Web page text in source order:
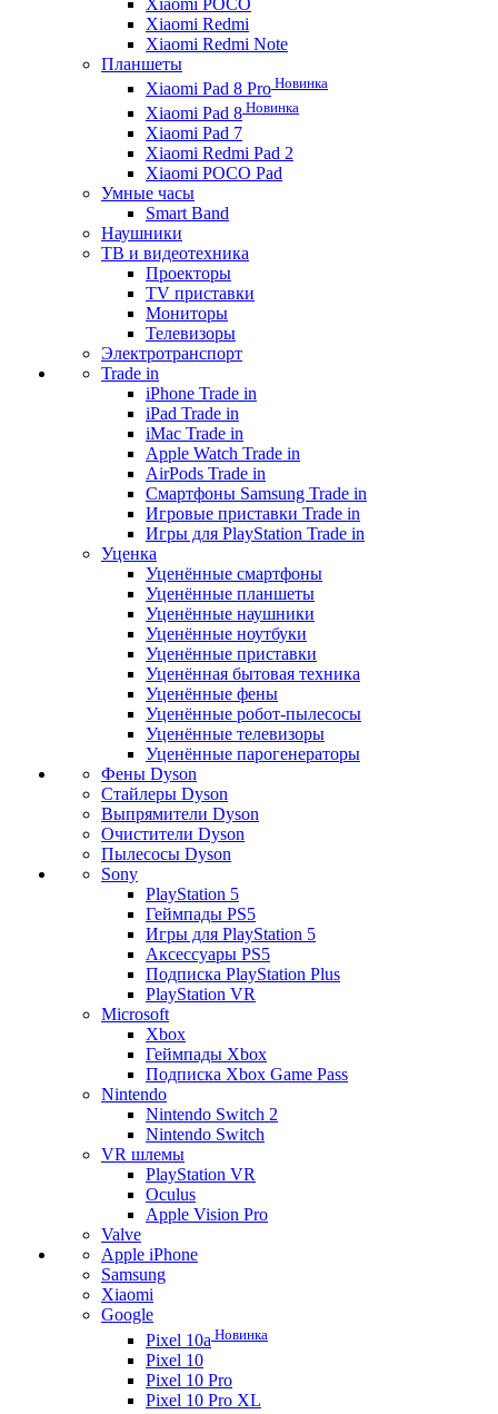
Xiaomi Redmi
Xiaomi Redmi Note
Планшеты
Xiaomi Pad 8 Pro Новинка
Xiaomi Pad 8 Новинка
Xiaomi Pad 7
Xiaomi Redmi Pad 2
Xiaomi POCO Pad
Умные часы
Smart Band
Наушники
ТВ и видеотехника
Проекторы
TV приставки
Мониторы
Телевизоры
Электротранспорт
Trade in
iPhone Trade in
iPad Trade in
iMac Trade in
Apple Watch Trade in
AirPods Trade in
Смартфоны Samsung Trade in
Игровые приставки Trade in
Игры для PlayStation Trade in
Уценка
Уценённые смартфоны
Уценённые планшеты
Уценённые наушники
Уценённые ноутбуки
Уценённые приставки
Уценённая бытовая техника
Уценённые фены
Уценённые робот-пылесосы
Уценённые телевизоры
Уценённые парогенераторы
Фены Dyson
Стайлеры Dyson
Выпрямители Dyson
Очистители Dyson
Пылесосы Dyson
Sony
PlayStation 5
Геймпады PS5
Игры для PlayStation 5
Аксессуары PS5
Подписка PlayStation Plus
PlayStation VR
Microsoft
Xbox
Геймпады Xbox
Подписка Xbox Game Pass
Nintendo
Nintendo Switch 2
Nintendo Switch
VR шлемы
PlayStation VR
Oculus
Apple Vision Pro
Valve
Apple iPhone
Samsung
Xiaomi
Google
Pixel 10a Новинка
Pixel 10
Pixel 10 Pro
Pixel 10 Pro XL